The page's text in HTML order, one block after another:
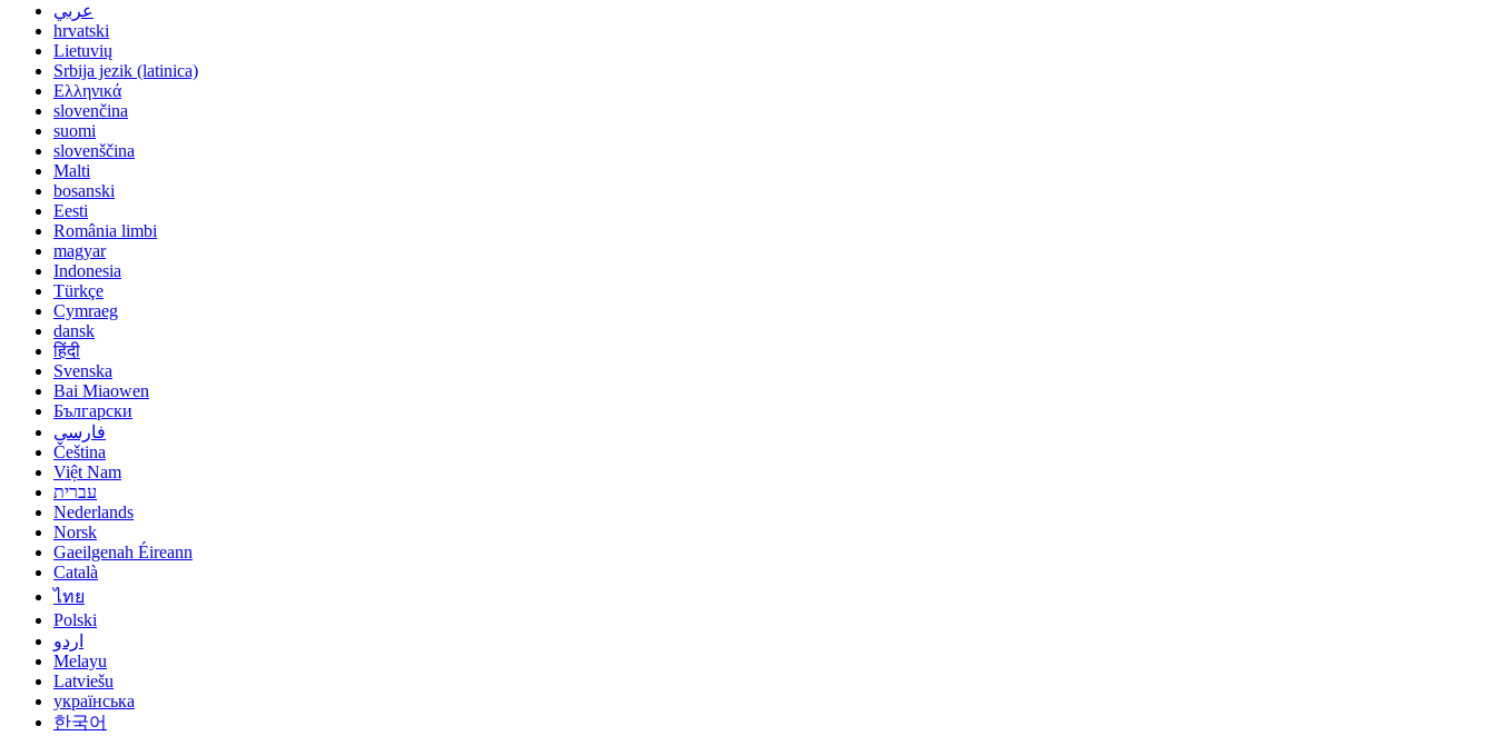
عربي
hrvatski
Lietuvių
Srbija jezik (latinica)
Ελληνικά
slovenčina
suomi
slovenščina
Malti
bosanski
Eesti
România limbi
magyar
Indonesia
Türkçe
Cymraeg
dansk
हिंदी
Svenska
Bai Miaowen
Български
فارسی
Čeština
Việt Nam
עברית
Nederlands
Norsk
Gaeilgenah Éireann
Català
ไทย
Polski
اردو
Melayu
Latviešu
українська
한국어